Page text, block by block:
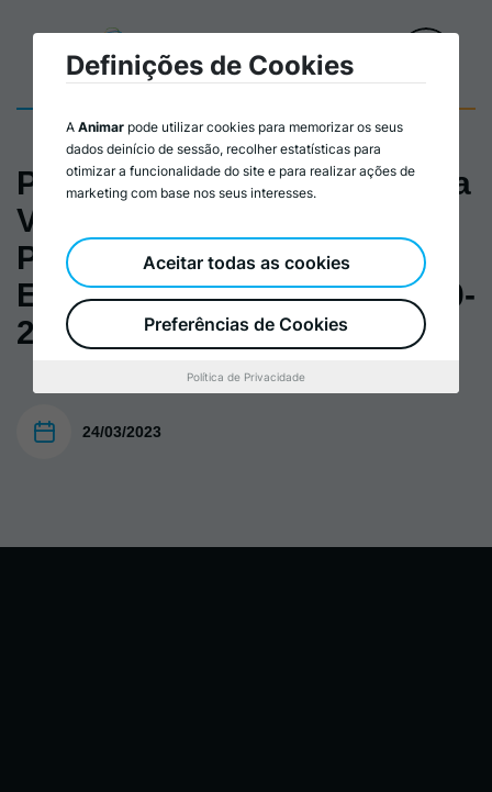
Parecer da Animar acerca da
Visão Estratégica para o
Plano de Recuperação
Económica de Portugal 2020-
2030
24/03/2023
Definições de Cookies
A Animar pode utilizar cookies para memorizar os seus
dados deinício de sessão, recolher estatísticas para
otimizar a funcionalidade do site e para realizar ações de
marketing com base nos seus interesses.
Preferências de Cookies
Aceitar todas as cookies
Política de Privacidade